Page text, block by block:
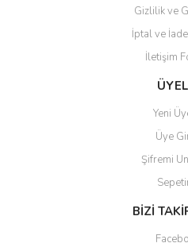
Gizlilik ve
İptal ve
İletişim
Yeni
Üye
Şifremi
BİZİ